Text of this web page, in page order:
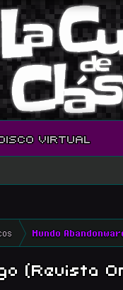
VIRTUAL
Mundo
(Revista